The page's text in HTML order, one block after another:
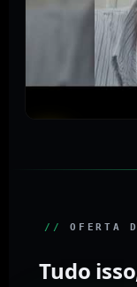
//
OFERTA
Tudo